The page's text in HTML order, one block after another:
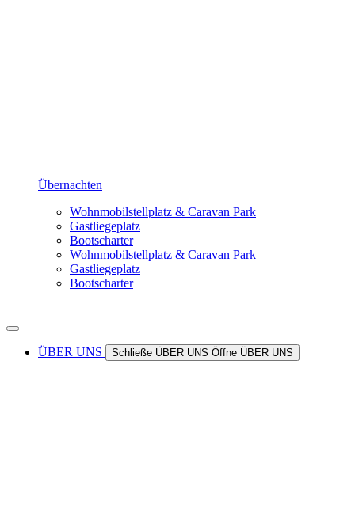
Übernachten
Wohnmobilstellplatz & Caravan Park
Gastliegeplatz
Bootscharter
Wohnmobilstellplatz & Caravan Park
Gastliegeplatz
Bootscharter
ÜBER UNS Schließe ÜBER UNS Öffne ÜBER UNS